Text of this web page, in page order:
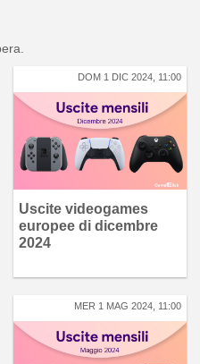
DOM 1 DIC 2024, 11:00
Uscite videogames
europee di dicembre
2024
MER 1 MAG 2024, 11:00